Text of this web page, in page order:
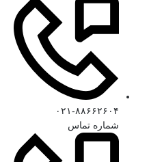
۰۲۱-۸۸۶۶۲۶۰۴
شماره تماس